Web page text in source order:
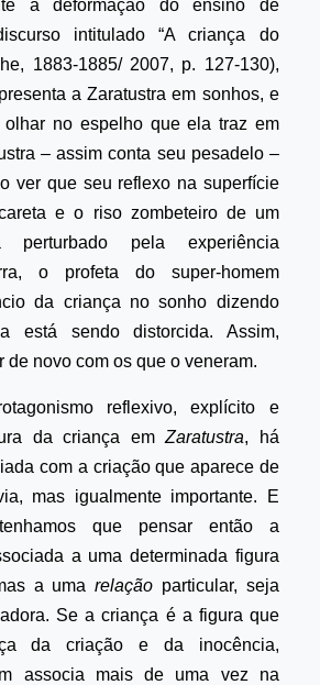
a deformação do ensino de
intitulado “A criança do
1883-1885/ 2007, p. 127-130),
a Zaratustra em sonhos, e
olhar no espelho que ela traz em
– assim conta seu pesadelo –
ver que seu reflexo na superfície
e o riso zombeteiro de um
perturbado pela experiência
o profeta do super-homem
da criança no sonho dizendo
está sendo distorcida. Assim,
de novo com os que o veneram.
reflexivo, explícito e
da criança emZaratustra, há
com a criação que aparece de
mas igualmente importante. E
que pensar então a
a uma determinada figura
a umarelação particular, seja
Se a criança é a figura que
da criação e da inocência,
associa mais de uma vez na